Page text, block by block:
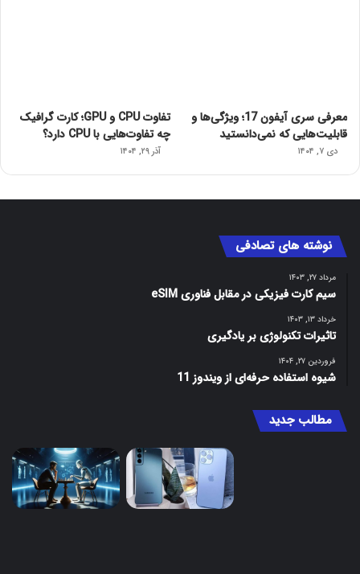
معرفی سری آیفون 17؛ ویژگی‌ها و
قابلیت‌هایی که نمی‌دانستید
دی ۷, ۱۴۰۴
تفاوت CPU و GPU؛ کارت گرافیک
چه تفاوت‌هایی با CPU دارد؟
آذر ۲۹, ۱۴۰۴
نوشته های تصادفی
مرداد ۲۷, ۱۴۰۳
سیم کارت فیزیکی در مقابل فناوری eSIM
خرداد ۱۳, ۱۴۰۳
تاثیرات تکنولوژی بر یادگیری
فروردین ۲۷, ۱۴۰۴
شیوه استفاده حرفه‌ای از ویندوز 11
مطالب جدید